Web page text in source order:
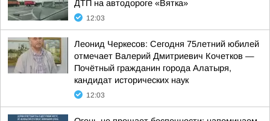
ДТП на автодороге «Вятка»
12:03
Леонид Черкесов: Сегодня 75летний юбилей
отмечает Валерий Дмитриевич Кочетков —
Почётный гражданин города Алатыря,
кандидат исторических наук
12:03